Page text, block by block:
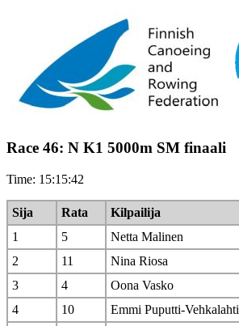
Race 46: N K1 5000m SM finaali
Time: 15:15:42
Sija Rata
Kilpailija
1
5
Netta Malinen
2
11
Nina Riosa
3
4
Oona Vasko
4
10
Emmi Puputti-Vehkalahti